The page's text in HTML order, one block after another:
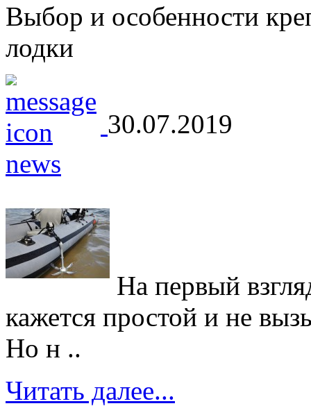
Выбор и особенности
лодки
30.07.2019
На первый
кажется простой и не
Но н ..
Читать далее...